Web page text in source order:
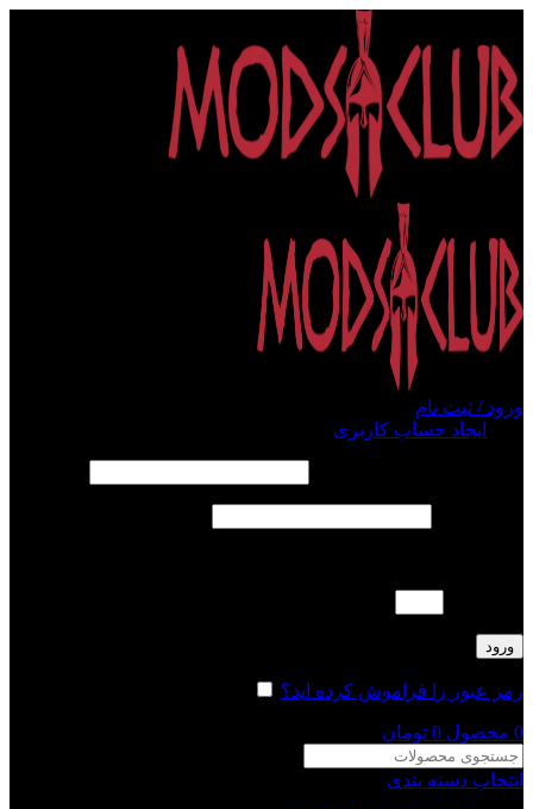
ورود / ثبت نام
ایجاد حساب کاربری
ورود
رمز عبور را فراموش کرده اید؟
0 محصول 0 تومان
انتخاب دسته بندی